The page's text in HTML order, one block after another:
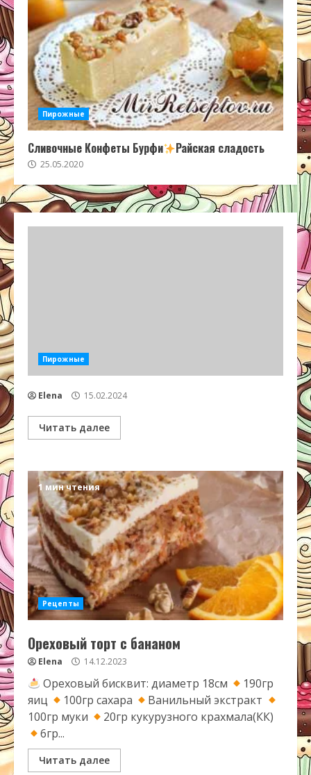
Пирожные
Сливочные Конфеты Бурфи Райская сладость
25.05.2020
Пирожные
Elena 15.02.2024
Читать далее
1 мин чтения
Рецепты
Ореховый торт с бананом
Elena 14.12.2023
Ореховый бисквит: диаметр 18см
190гр
яиц
100гр сахара
Ванильный экстракт
100гр муки
20гр кукурузного крахмала(КК)
6гр...
Читать далее